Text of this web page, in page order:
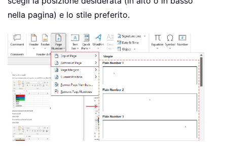
nella pagina) e lo stile preferito.